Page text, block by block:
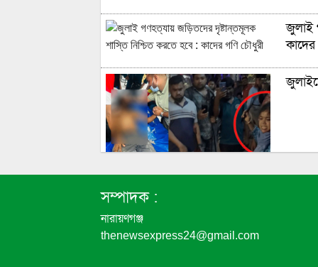
জুলাই
সম্পাদক :
নারায়ণগঞ্জ
thenewsexpress24@gmail.com